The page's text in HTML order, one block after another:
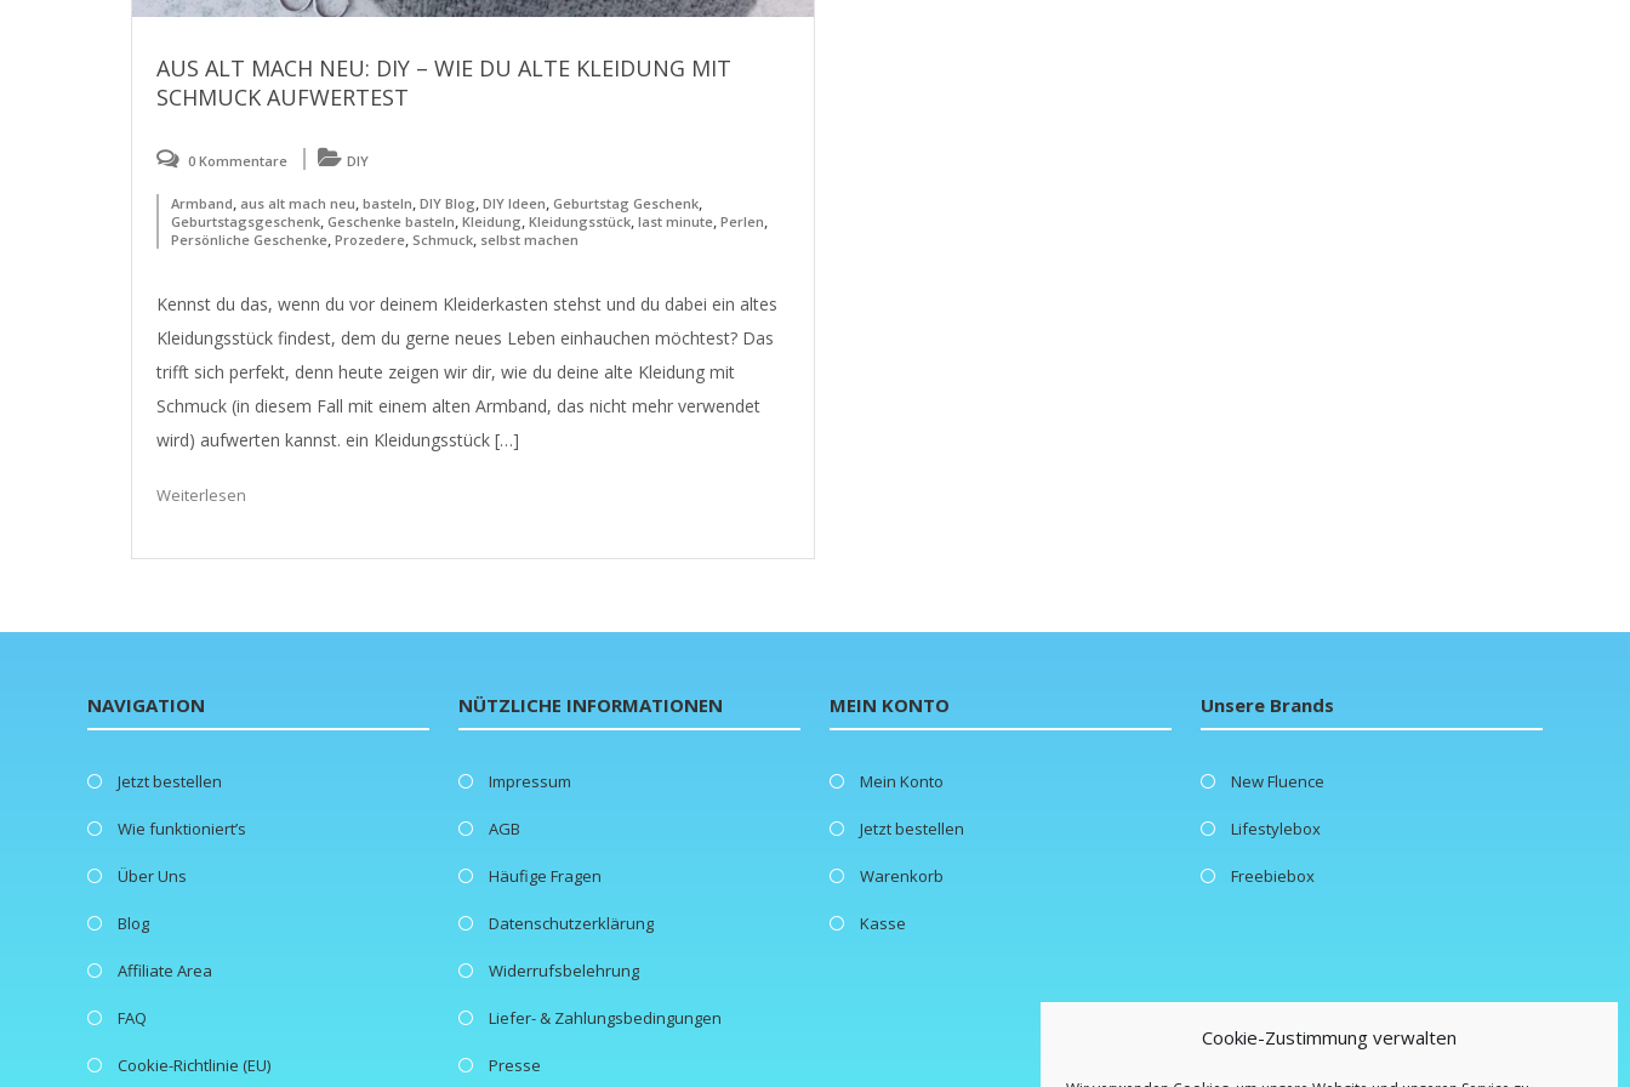
Cookie-Zustimmung verwalten
AUS ALT MACH NEU: DIY – WIE DU ALTE KLEIDUNG MIT
SCHMUCK AUFWERTEST
0 Kommentare DIY
Armband, aus alt mach neu, basteln, DIY Blog, DIY Ideen, Geburtstag Geschenk,
Geburtstagsgeschenk, Geschenke basteln, Kleidung, Kleidungsstück, last minute, Perlen,
Persönliche Geschenke, Prozedere, Schmuck, selbst machen
Kennst du das, wenn du vor deinem Kleiderkasten stehst und du dabei ein altes
Kleidungsstück findest, dem du gerne neues Leben einhauchen möchtest? Das
trifft sich perfekt, denn heute zeigen wir dir, wie du deine alte Kleidung mit
Schmuck (in diesem Fall mit einem alten Armband, das nicht mehr verwendet
wird) aufwerten kannst. ein Kleidungsstück […]
Weiterlesen
NAVIGATION
Jetzt bestellen
Wie funktioniert’s
Über Uns
Blog
Affiliate Area
FAQ
Cookie-Richtlinie (EU)
NÜTZLICHE INFORMATIONEN
Impressum
AGB
Häufige Fragen
Datenschutzerklärung
Widerrufsbelehrung
Liefer- & Zahlungsbedingungen
Presse
MEIN KONTO
Mein Konto
Jetzt bestellen
Warenkorb
Kasse
Unsere Brands
New Fluence
Lifestylebox
Freebiebox